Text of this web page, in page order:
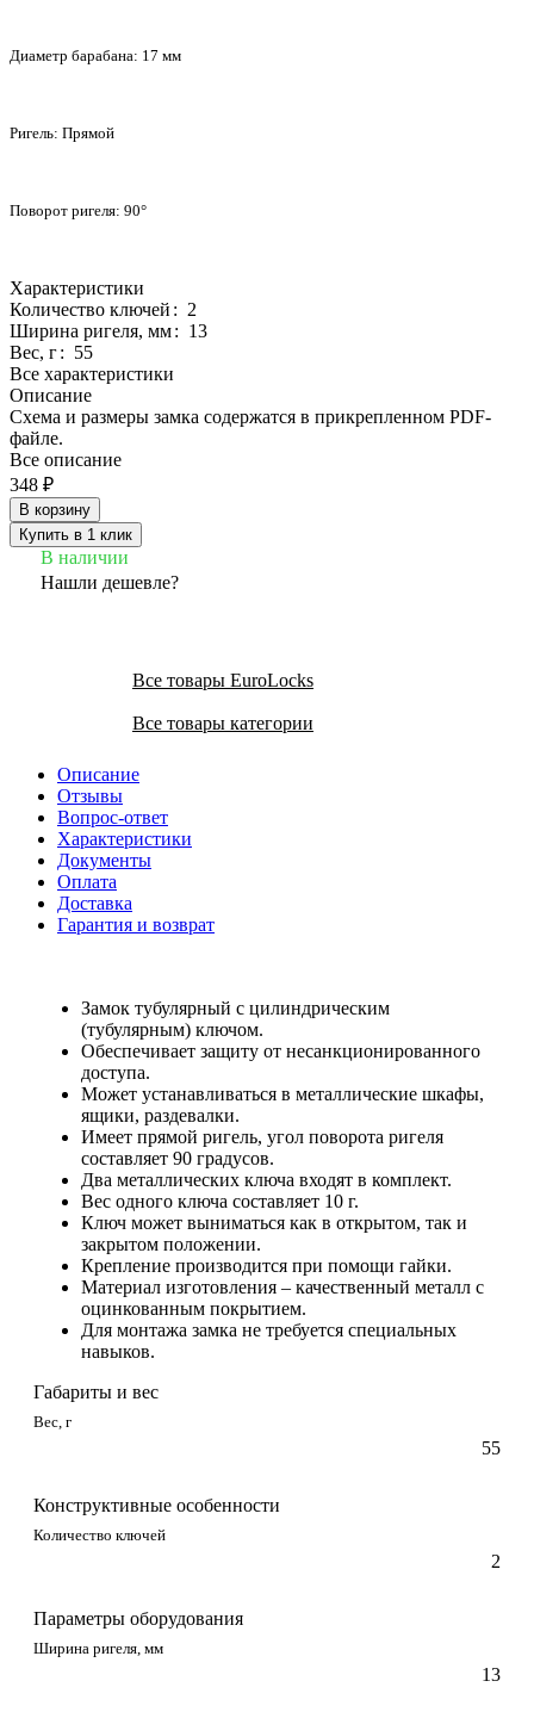
Диаметр барабана: 17 мм
Ригель: Прямой
Поворот ригеля: 90°
Характеристики
Количество ключей : 2
Ширина ригеля, мм: 13
Вес, г: 55
Все характеристики
Описание
Схема и размеры замка содержатся в прикрепленном PDF-
файле.
Все описание
348 ₽
В корзину
Купить в 1 клик
В наличии
Нашли дешевле?
Все товары EuroLocks
Все товары категории
Описание
Отзывы
Вопрос-ответ
Характеристики
Документы
Оплата
Доставка
Гарантия и возврат
Замок тубулярный с цилиндрическим
(тубулярным) ключом.
Обеспечивает защиту от несанкционированного
доступа.
Может устанавливаться в металлические шкафы,
ящики, раздевалки.
Имеет прямой ригель, угол поворота ригеля
составляет 90 градусов.
Два металлических ключа входят в комплект.
Вес одного ключа составляет 10 г.
Ключ может выниматься как в открытом, так и
закрытом положении.
Крепление производится при помощи гайки.
Материал изготовления – качественный металл с
оцинкованным покрытием.
Для монтажа замка не требуется специальных
навыков.
Габариты и вес
Вес, г
55
Конструктивные особенности
Количество ключей
2
Параметры оборудования
Ширина ригеля, мм
13